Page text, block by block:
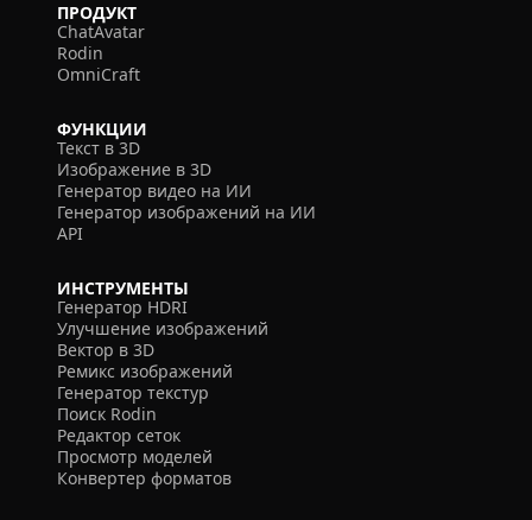
ПРОДУКТ
ChatAvatar
Rodin
OmniCraft
ФУНКЦИИ
Текст в 3D
Изображение в 3D
Генератор видео на ИИ
Генератор изображений на ИИ
API
ИНСТРУМЕНТЫ
Генератор HDRI
Улучшение изображений
Вектор в 3D
Ремикс изображений
Генератор текстур
Поиск Rodin
Редактор сеток
Просмотр моделей
Конвертер форматов